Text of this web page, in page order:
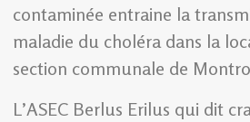
contaminée entraine la
maladie du choléra dans la
section communale de
L’ASEC Berlus Erilus qui dit